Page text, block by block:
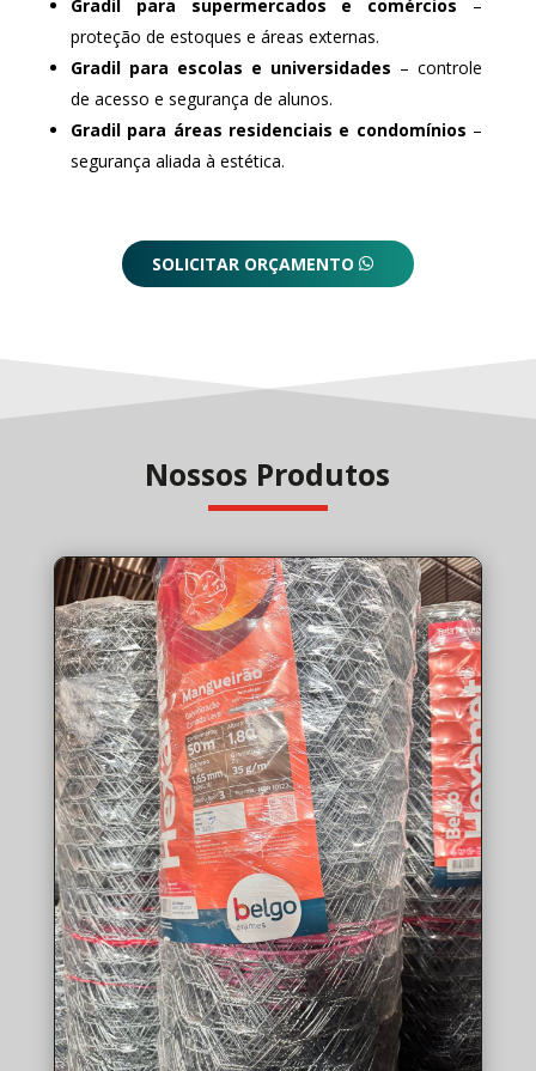
Gradil para supermercados e comércios –
proteção de estoques e áreas externas.
Gradil para escolas e universidades – controle
de acesso e segurança de alunos.
Gradil para áreas residenciais e condomínios –
segurança aliada à estética.
SOLICITAR ORÇAMENTO
Nossos Produtos